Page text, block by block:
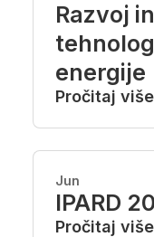
Razvoj
energije
Pročitaj više
Jun
IPARD
Pročitaj više